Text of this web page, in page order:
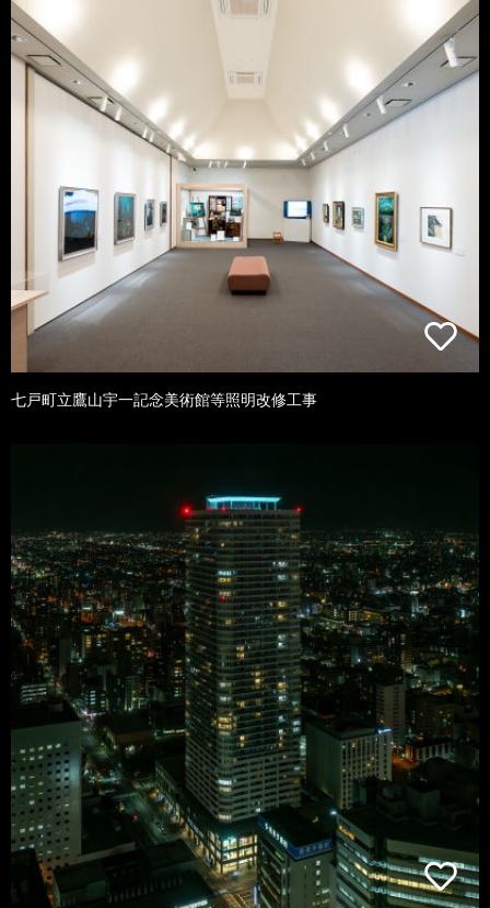
七戸町立鷹山宇一記念美術館等照明改修工事